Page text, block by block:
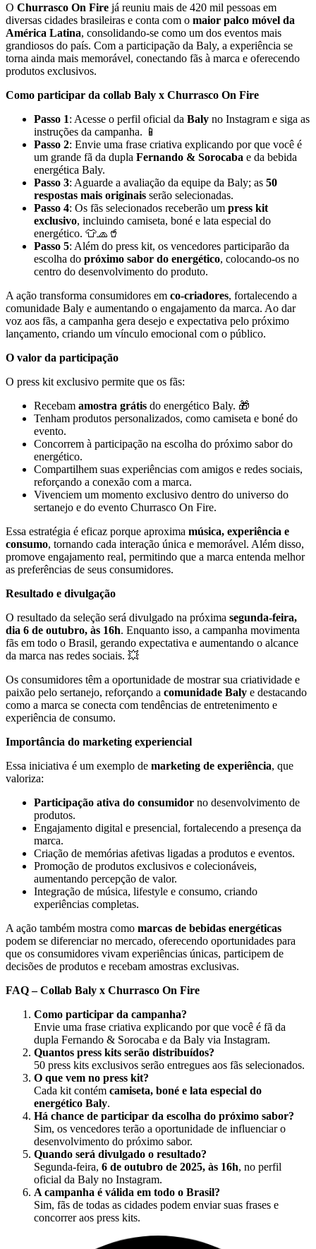
O Churrasco On Fire já reuniu mais de 420 mil pessoas em
diversas cidades brasileiras e conta com o maior palco móvel da
América Latina, consolidando-se como um dos eventos mais
grandiosos do país. Com a participação da Baly, a experiência se
torna ainda mais memorável, conectando fãs à marca e oferecendo
produtos exclusivos.
Como participar da collab Baly x Churrasco On Fire
Passo 1: Acesse o perfil oficial da Baly no Instagram e siga as
instruções da campanha. 📱
Passo 2: Envie uma frase criativa explicando por que você é
um grande fã da dupla Fernando & Sorocaba e da bebida
energética Baly.
Passo 3: Aguarde a avaliação da equipe da Baly; as 50
respostas mais originais serão selecionadas.
Passo 4: Os fãs selecionados receberão um press kit
exclusivo, incluindo camiseta, boné e lata especial do
energético. 👕🧢🥤
Passo 5: Além do press kit, os vencedores participarão da
escolha do próximo sabor do energético, colocando-os no
centro do desenvolvimento do produto.
A ação transforma consumidores em co-criadores, fortalecendo a
comunidade Baly e aumentando o engajamento da marca. Ao dar
voz aos fãs, a campanha gera desejo e expectativa pelo próximo
lançamento, criando um vínculo emocional com o público.
O valor da participação
O press kit exclusivo permite que os fãs:
Recebam amostra grátis do energético Baly. 🎁
Tenham produtos personalizados, como camiseta e boné do
evento.
Concorrem à participação na escolha do próximo sabor do
energético.
Compartilhem suas experiências com amigos e redes sociais,
reforçando a conexão com a marca.
Vivenciem um momento exclusivo dentro do universo do
sertanejo e do evento Churrasco On Fire.
Essa estratégia é eficaz porque aproxima música, experiência e
consumo, tornando cada interação única e memorável. Além disso,
promove engajamento real, permitindo que a marca entenda melhor
as preferências de seus consumidores.
Resultado e divulgação
O resultado da seleção será divulgado na próxima segunda-feira,
dia 6 de outubro, às 16h. Enquanto isso, a campanha movimenta
fãs em todo o Brasil, gerando expectativa e aumentando o alcance
da marca nas redes sociais. 💥
Os consumidores têm a oportunidade de mostrar sua criatividade e
paixão pelo sertanejo, reforçando a comunidade Baly e destacando
como a marca se conecta com tendências de entretenimento e
experiência de consumo.
Importância do marketing experiencial
Essa iniciativa é um exemplo de marketing de experiência, que
valoriza:
Participação ativa do consumidor no desenvolvimento de
produtos.
Engajamento digital e presencial, fortalecendo a presença da
marca.
Criação de memórias afetivas ligadas a produtos e eventos.
Promoção de produtos exclusivos e colecionáveis,
aumentando percepção de valor.
Integração de música, lifestyle e consumo, criando
experiências completas.
A ação também mostra como marcas de bebidas energéticas
podem se diferenciar no mercado, oferecendo oportunidades para
que os consumidores vivam experiências únicas, participem de
decisões de produtos e recebam amostras exclusivas.
FAQ – Collab Baly x Churrasco On Fire
Como participar da campanha?
Envie uma frase criativa explicando por que você é fã da
dupla Fernando & Sorocaba e da Baly via Instagram.
Quantos press kits serão distribuídos?
50 press kits exclusivos serão entregues aos fãs selecionados.
O que vem no press kit?
Cada kit contém camiseta, boné e lata especial do
energético Baly.
Há chance de participar da escolha do próximo sabor?
Sim, os vencedores terão a oportunidade de influenciar o
desenvolvimento do próximo sabor.
Quando será divulgado o resultado?
Segunda-feira, 6 de outubro de 2025, às 16h, no perfil
oficial da Baly no Instagram.
A campanha é válida em todo o Brasil?
Sim, fãs de todas as cidades podem enviar suas frases e
concorrer aos press kits.